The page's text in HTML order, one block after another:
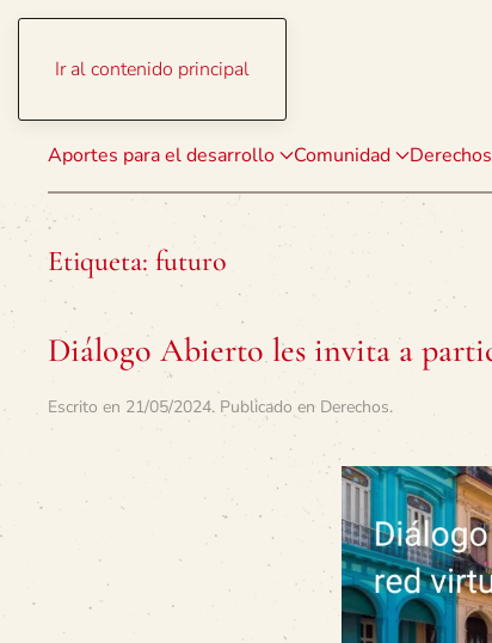
Ir al contenido principal
Aportes para el desarrollo Comunidad Derechos
Etiqueta: futuro
Diálogo Abierto les invita a
Escrito en 21/05/2024. Publicado en Derechos.